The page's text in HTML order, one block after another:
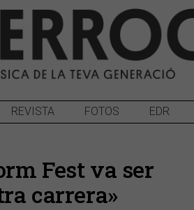
REVISTA FOTOS EDR
Fest va ser
carrera»